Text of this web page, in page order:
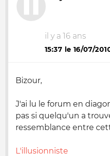
il y a 16 ans
15:37 le 16/07/
Bizour,
J'ai lu le forum en
pas si quelqu'un a
ressemblance entre
L'illusionniste